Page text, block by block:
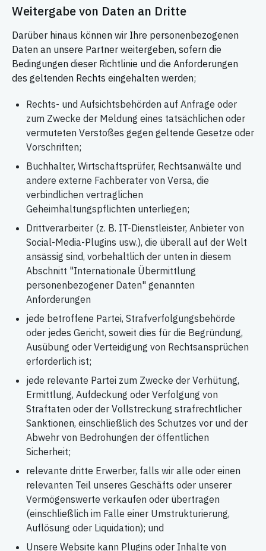
Weitergabe von Daten an Dritte
Darüber hinaus können wir Ihre personenbezogenen
Daten an unsere Partner weitergeben, sofern die
Bedingungen dieser Richtlinie und die Anforderungen
des geltenden Rechts eingehalten werden;
Rechts- und Aufsichtsbehörden auf Anfrage oder
zum Zwecke der Meldung eines tatsächlichen oder
vermuteten Verstoßes gegen geltende Gesetze oder
Vorschriften;
Buchhalter, Wirtschaftsprüfer, Rechtsanwälte und
andere externe Fachberater von Versa, die
verbindlichen vertraglichen
Geheimhaltungspflichten unterliegen;
Drittverarbeiter (z. B. IT-Dienstleister, Anbieter von
Social-Media-Plugins usw.), die überall auf der Welt
ansässig sind, vorbehaltlich der unten in diesem
Abschnitt "Internationale Übermittlung
personenbezogener Daten" genannten
Anforderungen
jede betroffene Partei, Strafverfolgungsbehörde
oder jedes Gericht, soweit dies für die Begründung,
Ausübung oder Verteidigung von Rechtsansprüchen
erforderlich ist;
jede relevante Partei zum Zwecke der Verhütung,
Ermittlung, Aufdeckung oder Verfolgung von
Straftaten oder der Vollstreckung strafrechtlicher
Sanktionen, einschließlich des Schutzes vor und der
Abwehr von Bedrohungen der öffentlichen
Sicherheit;
relevante dritte Erwerber, falls wir alle oder einen
relevanten Teil unseres Geschäfts oder unserer
Vermögenswerte verkaufen oder übertragen
(einschließlich im Falle einer Umstrukturierung,
Auflösung oder Liquidation); und
Unsere Website kann Plugins oder Inhalte von